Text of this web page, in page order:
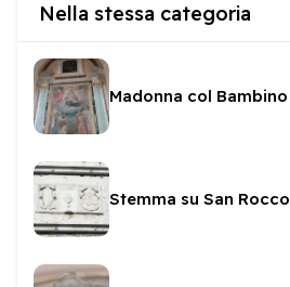
Nella stessa categoria
Stemma su San Rocco